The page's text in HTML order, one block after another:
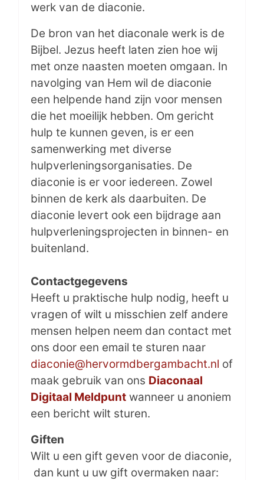
werk van de diaconie.
De bron van het diaconale werk is de
Bijbel. Jezus heeft laten zien hoe wij
met onze naasten moeten omgaan. In
navolging van Hem wil de diaconie
een helpende hand zijn voor mensen
die het moeilijk hebben. Om gericht
hulp te kunnen geven, is er een
samenwerking met diverse
hulpverleningsorganisaties. De
diaconie is er voor iedereen. Zowel
binnen de kerk als daarbuiten. De
diaconie levert ook een bijdrage aan
hulpverleningsprojecten in binnen- en
buitenland.
Contactgegevens
Heeft u praktische hulp nodig, heeft u
vragen of wilt u misschien zelf andere
mensen helpen neem dan contact met
ons door een email te sturen naar
diaconie@hervormdbergambacht.nl of
maak gebruik van ons Diaconaal
Digitaal Meldpunt wanneer u anoniem
een bericht wilt sturen.
Giften
Wilt u een gift geven voor de diaconie,
dan kunt u uw gift overmaken naar: